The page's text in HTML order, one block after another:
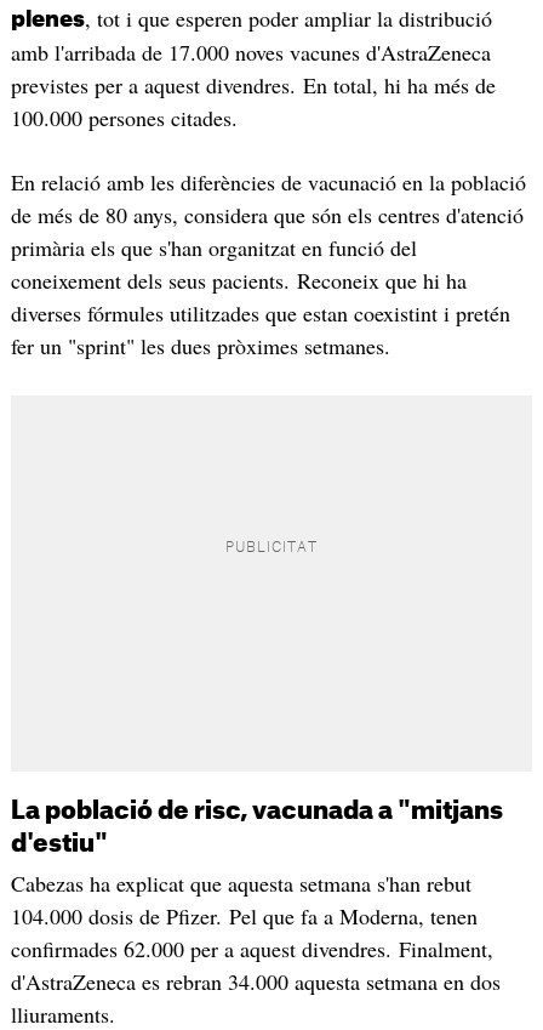
plenes, tot i que esperen poder ampliar la distribució
amb l'arribada de 17.000 noves vacunes d'AstraZeneca
previstes per a aquest divendres. En total, hi ha més de
100.000 persones citades.
En relació amb les diferències de vacunació en la població
de més de 80 anys, considera que són els centres d'atenció
primària els que s'han organitzat en funció del
coneixement dels seus pacients. Reconeix que hi ha
diverses fórmules utilitzades que estan coexistint i pretén
fer un "sprint" les dues pròximes setmanes.
La població de risc, vacunada a "mitjans
d'estiu"
Cabezas ha explicat que aquesta setmana s'han rebut
104.000 dosis de Pfizer. Pel que fa a Moderna, tenen
confirmades 62.000 per a aquest divendres. Finalment,
d'AstraZeneca es rebran 34.000 aquesta setmana en dos
lliuraments.